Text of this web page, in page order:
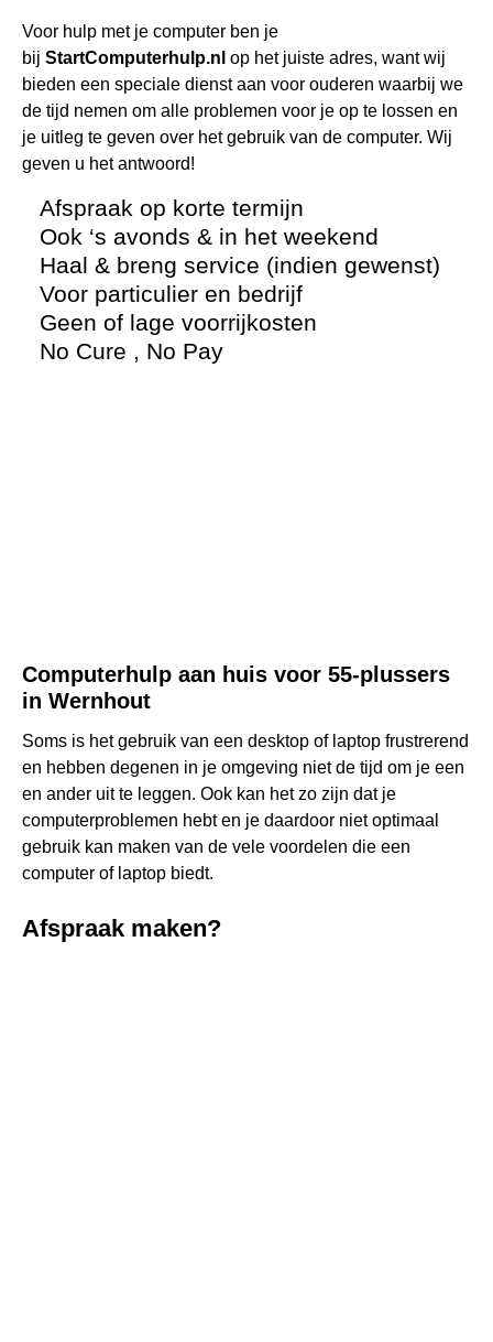
Voor hulp met je computer ben je
bij StartComputerhulp.nl op het juiste adres, want wij
bieden een speciale dienst aan voor ouderen waarbij we
de tijd nemen om alle problemen voor je op te lossen en
je uitleg te geven over het gebruik van de computer. Wij
geven u het antwoord!
Afspraak op korte termijn
Ook ‘s avonds & in het weekend
Haal & breng service (indien gewenst)
Voor particulier en bedrijf
Geen of lage voorrijkosten
No Cure , No Pay
Computerhulp aan huis voor 55-plussers
in Wernhout
Soms is het gebruik van een desktop of laptop frustrerend
en hebben degenen in je omgeving niet de tijd om je een
en ander uit te leggen. Ook kan het zo zijn dat je
computerproblemen hebt en je daardoor niet optimaal
gebruik kan maken van de vele voordelen die een
computer of laptop biedt.
Afspraak maken?